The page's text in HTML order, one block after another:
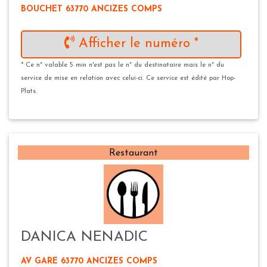
BOUCHET 63770 ANCIZES COMPS
Afficher le numéro *
* Ce n° valable 5 min n'est pas le n° du destinataire mais le n° du
service de mise en relation avec celui-ci. Ce service est édité par Hop-
Plats.
Restaurant
DANICA NENADIC
AV GARE 63770 ANCIZES COMPS